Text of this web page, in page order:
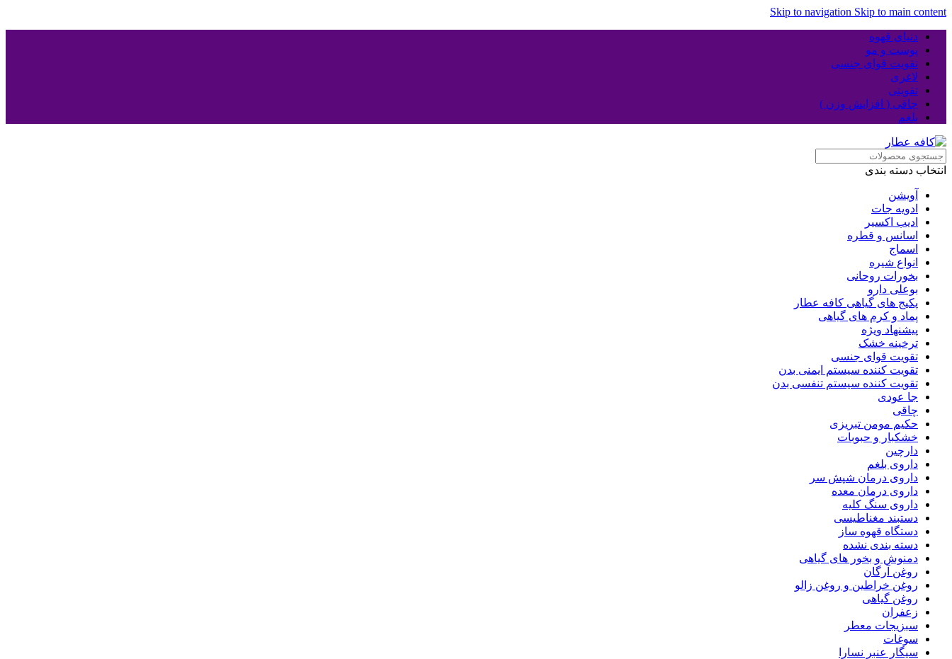
Skip to navigation Skip to main content
دنیای قهوه
پوست و مو
تقویت قوای جنسی
لاغری
تقویتی
چاقی ( افزایش وزن )
بلغم
انتخاب دسته بندی
آویشن
ادویه جات
ادیب اکسیر
اسانس و قطره
اسماج
انواع شیره
بخورات روحانی
بوعلی دارو
پکیج های گیاهی کافه عطار
پماد و کرم های گیاهی
پیشنهاد ویژه
ترخینه خشک
تقویت قوای جنسی
تقویت کننده سیستم ایمنی بدن
تقویت کننده سیستم تنفسی بدن
جا عودی
چاقی
حکیم مومن تبریزی
خشکبار و حبوبات
دارچین
داروی بلغم
داروی درمان شپش سر
داروی درمان معده
داروی سنگ کلیه
دستبند مغناطیسی
دستگاه قهوه ساز
دسته بندی نشده
دمنوش و بخور های گیاهی
روغن آرگان
روغن خراطین و روغن زالو
روغن گیاهی
زعفران
سبزیجات معطر
سوغات
سیگار عنبر نسارا